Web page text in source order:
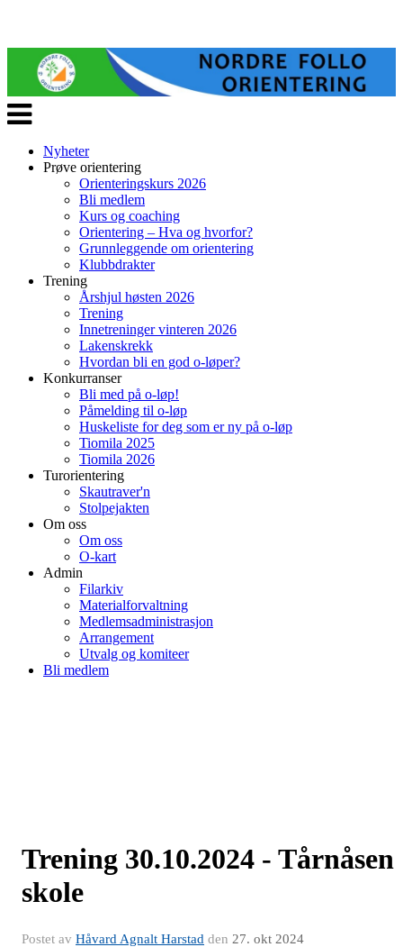
Veksle
navigasjon
Nyheter
Prøve orientering
Orienteringskurs 2026
Bli medlem
Kurs og coaching
Orientering – Hva og hvorfor?
Grunnleggende om orientering
Klubbdrakter
Trening
Årshjul høsten 2026
Trening
Innetreninger vinteren 2026
Lakenskrekk
Hvordan bli en god o-løper?
Konkurranser
Bli med på o-løp!
Påmelding til o-løp
Huskeliste for deg som er ny på o-løp
Tiomila 2025
Tiomila 2026
Turorientering
Skautraver'n
Stolpejakten
Om oss
Om oss
O-kart
Admin
Filarkiv
Materialforvaltning
Medlemsadministrasjon
Arrangement
Utvalg og komiteer
Bli medlem
Trening 30.10.2024 - Tårnåsen
skole
Postet av Håvard Agnalt Harstad den 27. okt 2024